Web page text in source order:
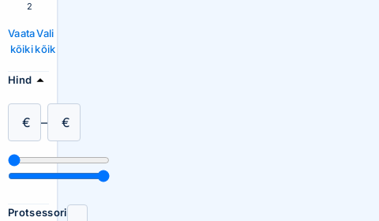
2
Vaata
kõiki
Vali
kõik
Hind
€ – €
Protsessori